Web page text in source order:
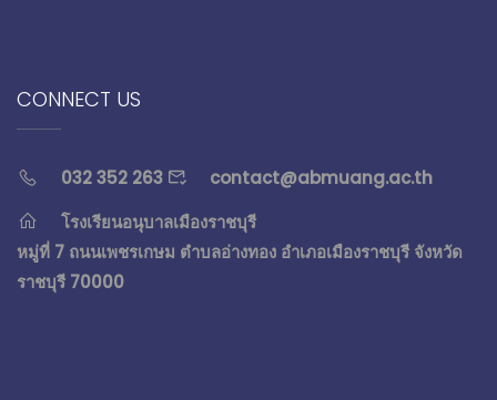
CONNECT US
032 352 263
contact@abmuang.ac.th
โรงเรียนอนุบาลเมืองราชบุรี
หมู่ที่ 7 ถนนเพชรเกษม ตำบลอ่างทอง อำเภอเมืองราชบุรี จังหวัด
ราชบุรี 70000